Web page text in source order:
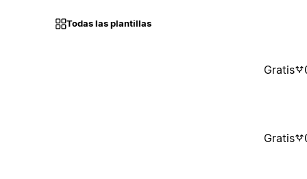
Todas las plantillas
Gratis
Gratis